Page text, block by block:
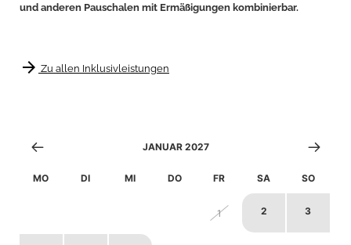
und anderen Pauschalen mit Ermäßigungen kombinierbar.
arrow_forward Zu allen Inklusivleistungen
JANUAR 2027
MO DI MI DO FR SA SO
1 2 3